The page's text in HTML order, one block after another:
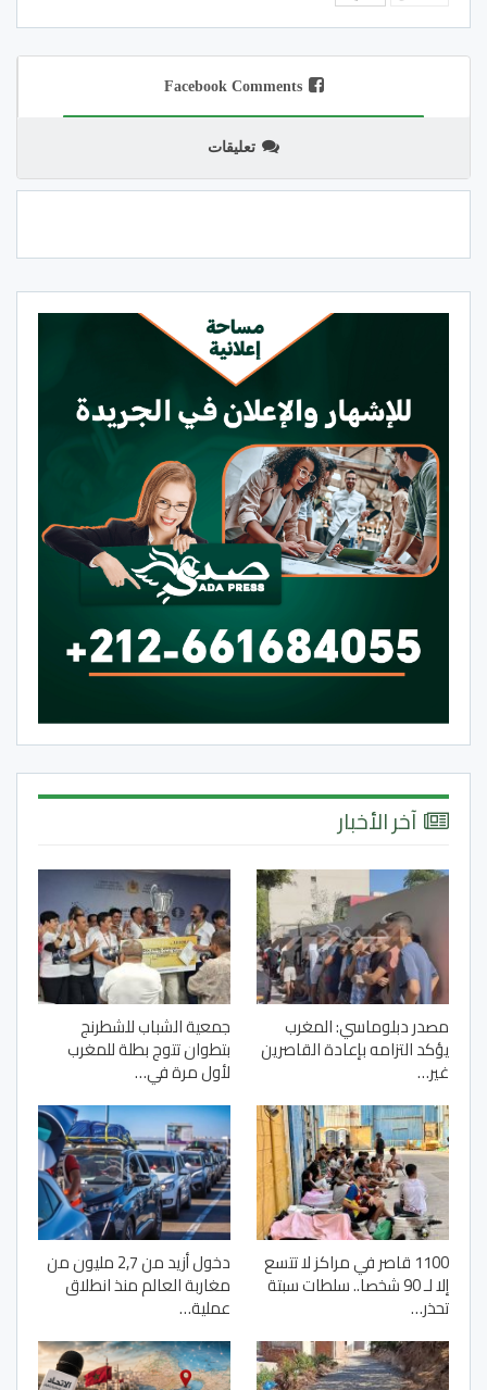
Facebook Comments
تعليقات
آخر الأخبار
مصدر دبلوماسي: المغرب
يؤكد التزامه بإعادة القاصرين
غير…
جمعية الشباب للشطرنج
بتطوان تتوج بطلة للمغرب
لأول مرة في…
1100 قاصر في مراكز لا تتسع
إلا لـ 90 شخصا.. سلطات سبتة
تحذر…
دخول أزيد من 2,7 مليون من
مغاربة العالم منذ انطلاق
عملية…